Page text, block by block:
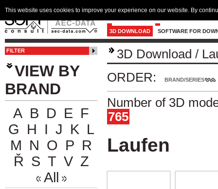
3D DOWNLOAD SOFTWARE FOR
FILTER
VIEW BY
BRAND
A B D E F
G H I J K L
M N O P R
Ř S T V Z
All
3D Download /
ORDER:
BRAND/SERIES
Number of 3D
765
Laufen
This website uses cookies to improve your experience on our website. By